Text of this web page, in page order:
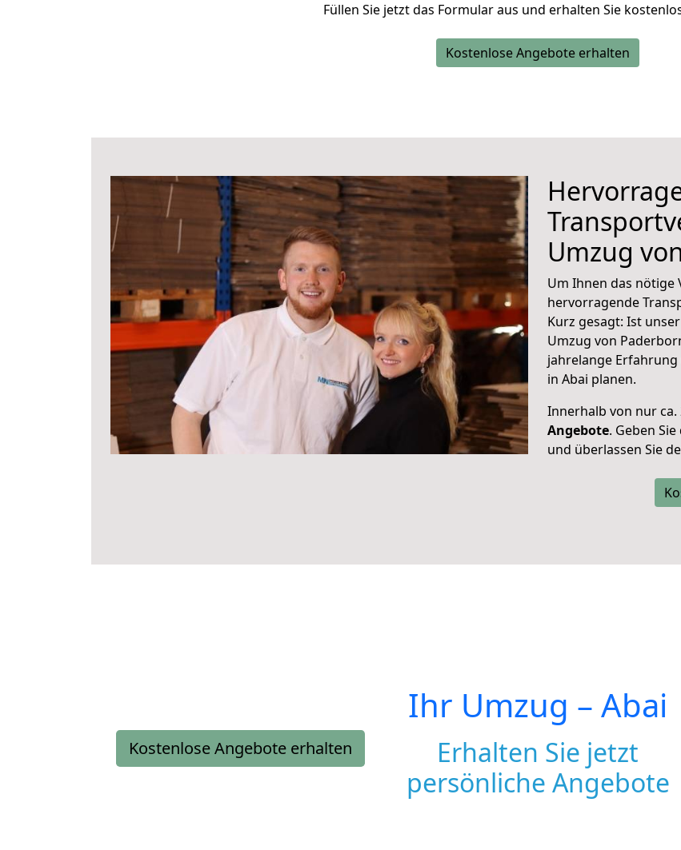
Füllen Sie jetzt das Formular aus und erhalten Sie
Kostenlose Angebote erhalten
Umzug
Um Ihnen das nötige
hervorragende
Kurz gesagt: Ist
Umzug von
jahrelange
in Abai planen.
Innerhalb von nur
Angebote. Geben
und überlassen Sie
Kostenlose Angebote erhalten
Ihr Umzug – Abai
Erhalten Sie jetzt
persönliche Angebote